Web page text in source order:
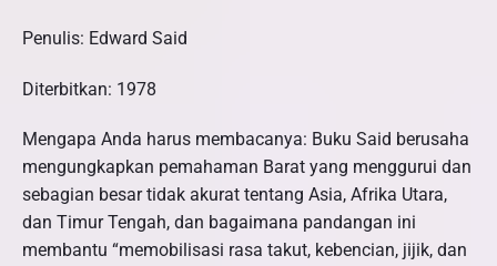
Penulis: Edward Said
Diterbitkan: 1978
Mengapa Anda harus membacanya: Buku Said berusaha
mengungkapkan pemahaman Barat yang menggurui dan
sebagian besar tidak akurat tentang Asia, Afrika Utara,
dan Timur Tengah, dan bagaimana pandangan ini
membantu “memobilisasi rasa takut, kebencian, jijik, dan